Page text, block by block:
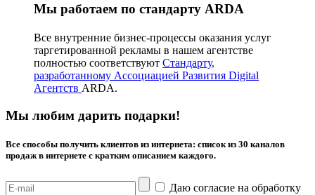
Мы работаем по стандарту ARDA
Все внутренние бизнес-процессы оказания услуг
таргетированной рекламы в нашем агентстве
полностью соответствуют Стандарту,
разработанному Ассоциацией Развития Digital
Агентств ARDA.
Мы любим дарить подарки!
Все способы получить клиентов из интернета: список из 30 каналов
продаж в интернете с кратким описанием каждого.
Даю согласие на обработку